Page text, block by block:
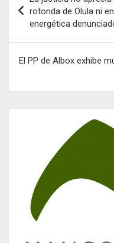
de
entradas
rotonda de Olula ni
energética
El PP de Albox exhibe